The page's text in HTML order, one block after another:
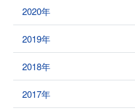
2020年
2019年
2018年
2017年